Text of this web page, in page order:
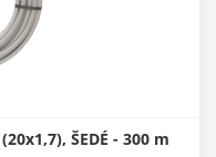
ŠEDÉ - 300 m